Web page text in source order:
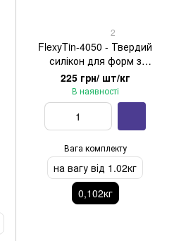
2
FlexyTin-4050 - Твердий
силікон для форм з
електроізоляційними
властивостями (0,102кг)
225 грн/ шт/кг
В наявності
Вага комплекту
на вагу від 1.02кг
0,102кг